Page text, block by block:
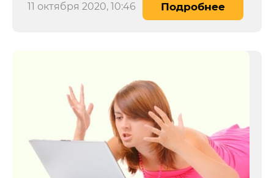
11 октября 2020, 10:46 Подробнее